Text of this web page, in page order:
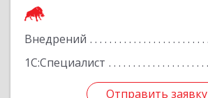
Внедрений
1С:Специалист
Отправить заявку
Отправить заявку